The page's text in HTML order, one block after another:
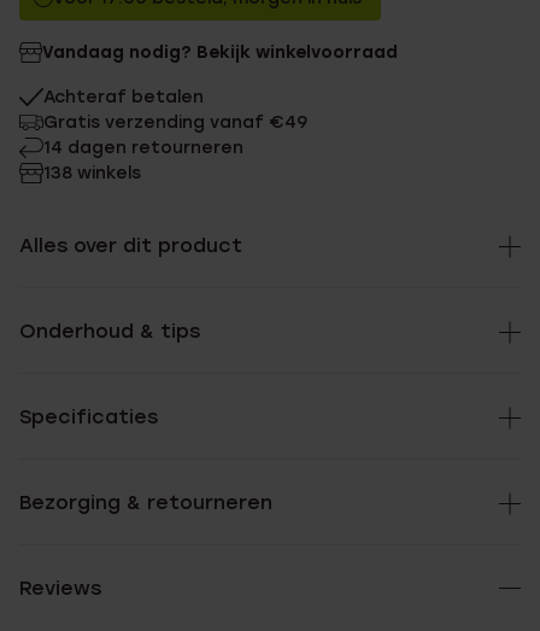
Vandaag nodig? Bekijk winkelvoorraad
Achteraf betalen
Gratis verzending vanaf €49
14 dagen retourneren
138 winkels
Alles over dit product
Onderhoud & tips
Specificaties
Bezorging & retourneren
Reviews